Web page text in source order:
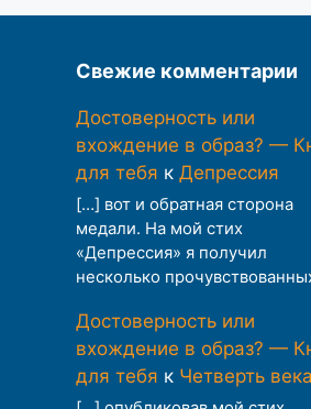
Свежие комментарии
Достоверность или
вхождение в образ? —
для тебя к Депрессия
[…] вот и обратная сторона
медали. На мой стих
«Депрессия» я получил
несколько
Достоверность или
вхождение в образ? —
для тебя к Четверть века